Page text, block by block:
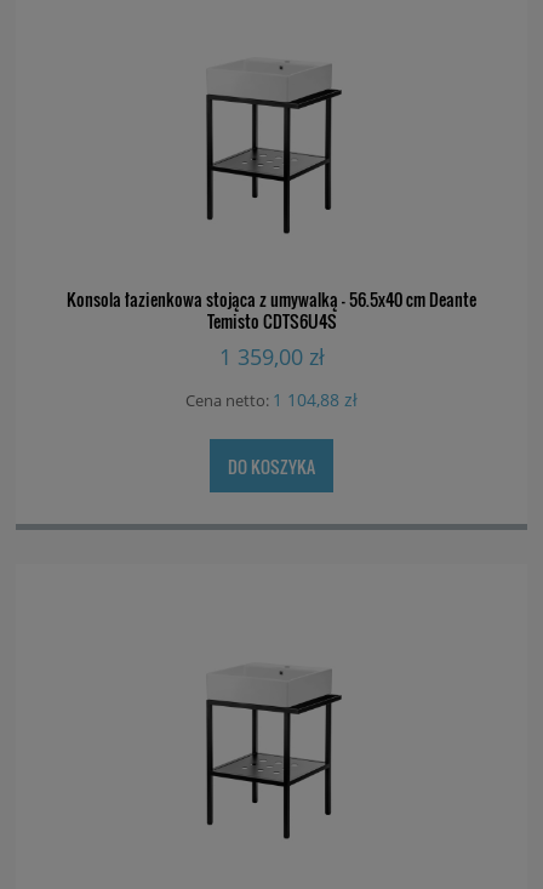
Konsola łazienkowa stojąca z umywalką - 56.5x40 cm Deante
Temisto CDTS6U4S
1 359,00 zł
Cena netto: 1 104,88 zł
DO KOSZYKA